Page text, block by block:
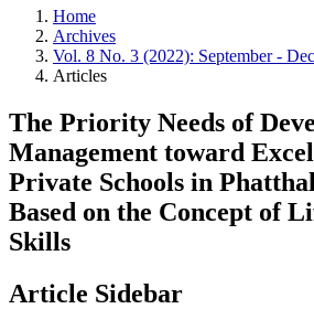
Home
Archives
Vol. 8 No. 3 (2022): September -
Articles
The Priority Needs of
Management toward
Private Schools in
Based on the Concept of
Skills
Article Sidebar